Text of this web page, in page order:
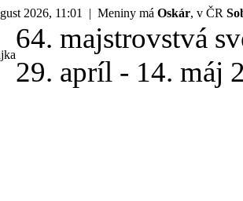
2026, 11:01 | Meniny má Oskár, v ČR
64. majstrovstvá
29. apríl - 14. máj